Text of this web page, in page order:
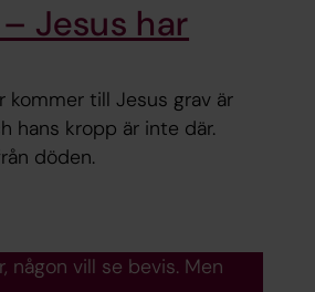
Jesus har
kommer till Jesus grav är
hans kropp är inte där.
döden.
någon vill se bevis. Men